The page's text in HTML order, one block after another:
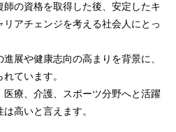
の資格を取得した後、安定したキ
アチェンジを考える社会人にとっ
展や健康志向の高まりを背景に、
ています。
療、介護、スポーツ分野へと活躍
高いと言えます。